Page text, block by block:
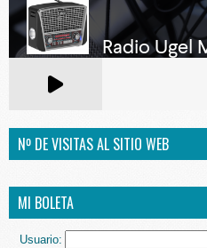
Nº DE VISITAS AL SITIO WEB
MI BOLETA
Usuario: